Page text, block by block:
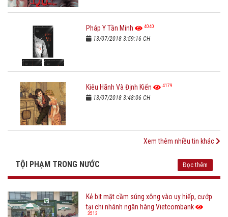
Pháp Y Tần Minh 4040
13/07/2018 3:59:16 CH
Kiêu Hãnh Và Định Kiến 4179
13/07/2018 3:48:06 CH
Xem thêm nhiều tin khác
TỘI PHẠM TRONG NƯỚC Đọc thêm
Kẻ bịt mặt cầm súng xông vào uy hiếp, cướp
tại chi nhánh ngân hàng Vietcombank
3513